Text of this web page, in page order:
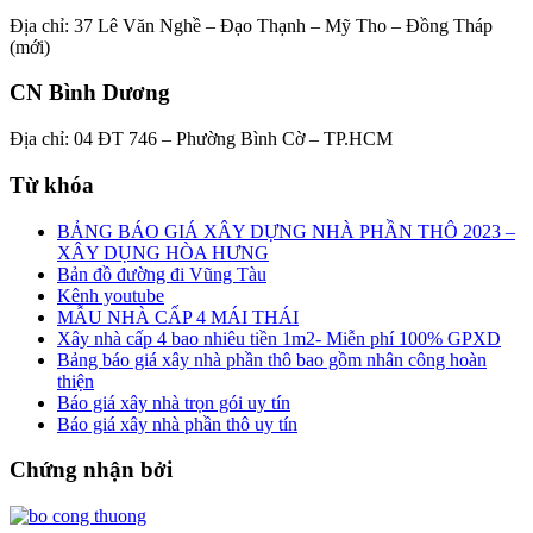
Địa chỉ: 37 Lê Văn Nghề – Đạo Thạnh – Mỹ Tho – Đồng Tháp
(mới)
CN Bình Dương
Địa chỉ: 04 ĐT 746 – Phường Bình Cờ – TP.HCM
Từ khóa
BẢNG BÁO GIÁ XÂY DỰNG NHÀ PHẦN THÔ 2023 –
XÂY DỤNG HÒA HƯNG
Bản đồ đường đi Vũng Tàu
Kênh youtube
MẪU NHÀ CẤP 4 MÁI THÁI
Xây nhà cấp 4 bao nhiêu tiền 1m2- Miễn phí 100% GPXD
Bảng báo giá xây nhà phần thô bao gồm nhân công hoàn
thiện
Báo giá xây nhà trọn gói uy tín
Báo giá xây nhà phần thô uy tín
Chứng nhận bởi